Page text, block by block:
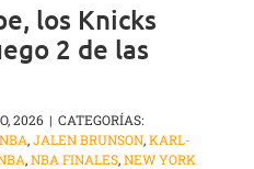
los Knicks
2 de las
2026 | CATEGORÍAS:
,JALEN BRUNSON,KARL-
,NBA FINALES,NEW YORK